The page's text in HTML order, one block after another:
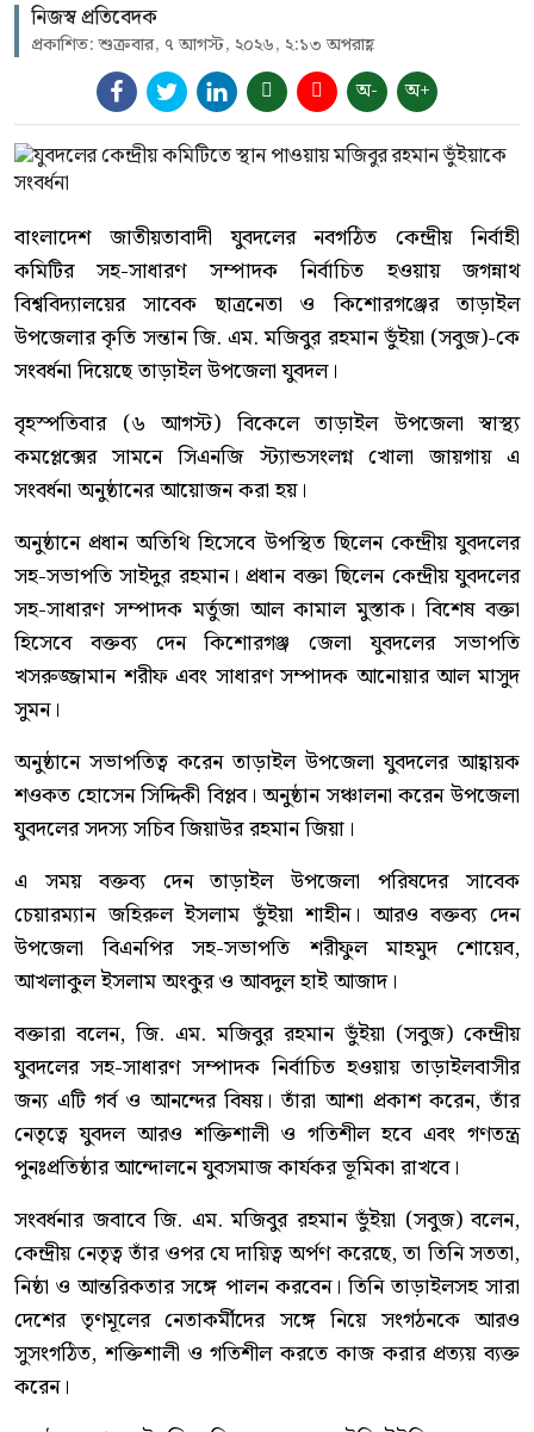
নিজস্ব প্রতিবেদক
প্রকাশিত: শুক্রবার, ৭ আগস্ট, ২০২৬, ২:১৩ অপরাহ্ণ
অ- অ+
বাংলাদেশ জাতীয়তাবাদী যুবদলের নবগঠিত কেন্দ্রীয় নির্বাহী
কমিটির সহ-সাধারণ সম্পাদক নির্বাচিত হওয়ায় জগন্নাথ
বিশ্ববিদ্যালয়ের সাবেক ছাত্রনেতা ও কিশোরগঞ্জের তাড়াইল
উপজেলার কৃতি সন্তান জি. এম. মজিবুর রহমান ভুঁইয়া (সবুজ)-কে
সংবর্ধনা দিয়েছে তাড়াইল উপজেলা যুবদল।
বৃহস্পতিবার (৬ আগস্ট) বিকেলে তাড়াইল উপজেলা স্বাস্থ্য
কমপ্লেক্সের সামনে সিএনজি স্ট্যান্ডসংলগ্ন খোলা জায়গায় এ
সংবর্ধনা অনুষ্ঠানের আয়োজন করা হয়।
অনুষ্ঠানে প্রধান অতিথি হিসেবে উপস্থিত ছিলেন কেন্দ্রীয় যুবদলের
সহ-সভাপতি সাইদুর রহমান। প্রধান বক্তা ছিলেন কেন্দ্রীয় যুবদলের
সহ-সাধারণ সম্পাদক মর্তুজা আল কামাল মুস্তাক। বিশেষ বক্তা
হিসেবে বক্তব্য দেন কিশোরগঞ্জ জেলা যুবদলের সভাপতি
খসরুজ্জামান শরীফ এবং সাধারণ সম্পাদক আনোয়ার আল মাসুদ
সুমন।
অনুষ্ঠানে সভাপতিত্ব করেন তাড়াইল উপজেলা যুবদলের আহ্বায়ক
শওকত হোসেন সিদ্দিকী বিপ্লব। অনুষ্ঠান সঞ্চালনা করেন উপজেলা
যুবদলের সদস্য সচিব জিয়াউর রহমান জিয়া।
এ সময় বক্তব্য দেন তাড়াইল উপজেলা পরিষদের সাবেক
চেয়ারম্যান জহিরুল ইসলাম ভুঁইয়া শাহীন। আরও বক্তব্য দেন
উপজেলা বিএনপির সহ-সভাপতি শরীফুল মাহমুদ শোয়েব,
আখলাকুল ইসলাম অংকুর ও আবদুল হাই আজাদ।
বক্তারা বলেন, জি. এম. মজিবুর রহমান ভুঁইয়া (সবুজ) কেন্দ্রীয়
যুবদলের সহ-সাধারণ সম্পাদক নির্বাচিত হওয়ায় তাড়াইলবাসীর
জন্য এটি গর্ব ও আনন্দের বিষয়। তাঁরা আশা প্রকাশ করেন, তাঁর
নেতৃত্বে যুবদল আরও শক্তিশালী ও গতিশীল হবে এবং গণতন্ত্র
পুনঃপ্রতিষ্ঠার আন্দোলনে যুবসমাজ কার্যকর ভূমিকা রাখবে।
সংবর্ধনার জবাবে জি. এম. মজিবুর রহমান ভুঁইয়া (সবুজ) বলেন,
কেন্দ্রীয় নেতৃত্ব তাঁর ওপর যে দায়িত্ব অর্পণ করেছে, তা তিনি সততা,
নিষ্ঠা ও আন্তরিকতার সঙ্গে পালন করবেন। তিনি তাড়াইলসহ সারা
দেশের তৃণমূলের নেতাকর্মীদের সঙ্গে নিয়ে সংগঠনকে আরও
সুসংগঠিত, শক্তিশালী ও গতিশীল করতে কাজ করার প্রত্যয় ব্যক্ত
করেন।